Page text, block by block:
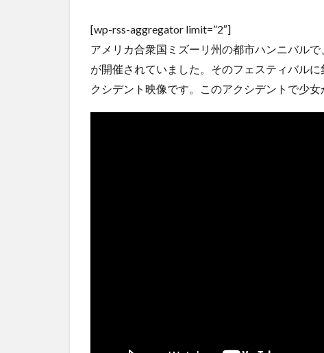
(8/8)
【恐怖】22歳女さん、商業施設で通りすがりの面識の無い
JCに... NEW! (8/8)
5chの北斗の拳強さランキング、完成度が高いと話題にｗｗ
ｗｗ (5/20)
[wp-rss-aggregator limit=”2″]
アメリカ合衆国ミズーリ州の都市ハンニバル
が開催されていました。そのフェスティバル
クシデント映像です。このアクシデントで少女